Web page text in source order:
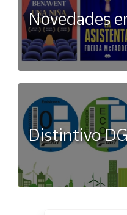
Novedades
Distintivo